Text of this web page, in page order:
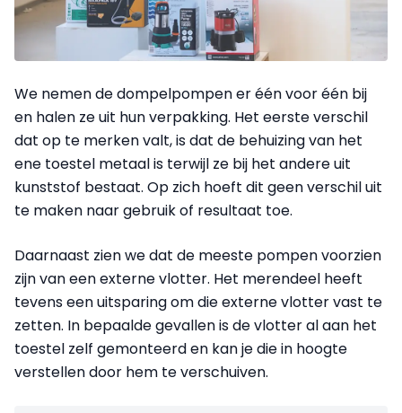
We nemen de dompelpompen er één voor één bij
en halen ze uit hun verpakking. Het eerste verschil
dat op te merken valt, is dat de behuizing van het
ene toestel metaal is terwijl ze bij het andere uit
kunststof bestaat. Op zich hoeft dit geen verschil uit
te maken naar gebruik of resultaat toe.
Daarnaast zien we dat de meeste pompen voorzien
zijn van een externe vlotter. Het merendeel heeft
tevens een uitsparing om die externe vlotter vast te
zetten. In bepaalde gevallen is de vlotter al aan het
toestel zelf gemonteerd en kan je die in hoogte
verstellen door hem te verschuiven.